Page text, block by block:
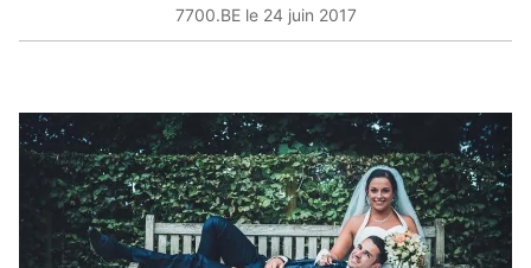
7700.BE le 24 juin 2017